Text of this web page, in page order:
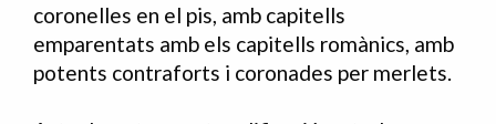
coronelles en el pis, amb capitells
emparentats amb els capitells romànics, amb
potents contraforts i coronades per merlets.